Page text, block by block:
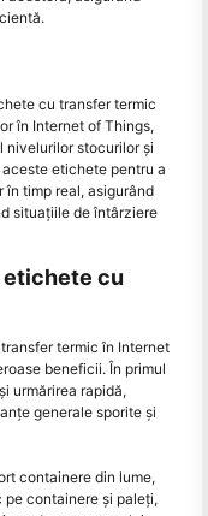
cu transfer termic
în Internet of Things,
nivelurilor stocurilor și
etichete pentru a
timp real, asigurând
situațiile de întârziere
etichete cu
termic în Internet
beneficii. În primul
urmărirea rapidă,
generale sporite și
containere din lume,
containere și paleți,